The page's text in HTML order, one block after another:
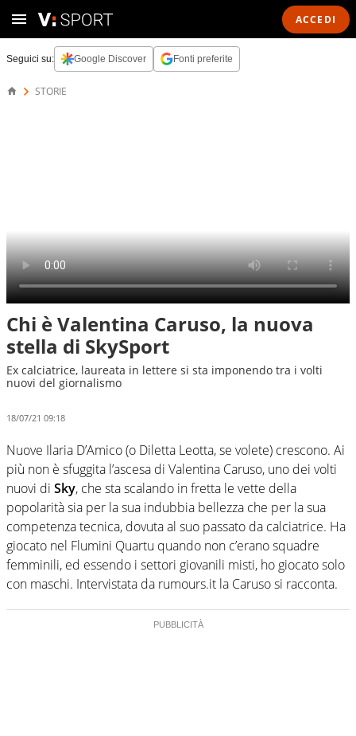
ACCEDI
Seguici su: Google Discover Fonti preferite
STORIE
Chi è Valentina Caruso, la nuova
stella di SkySport
Ex calciatrice, laureata in lettere si sta imponendo tra i volti
nuovi del giornalismo
18/07/21 09:18
Nuove Ilaria D’Amico (o Diletta Leotta, se volete) crescono. Ai
più non è sfuggita l’ascesa di Valentina Caruso, uno dei volti
nuovi di Sky, che sta scalando in fretta le vette della
popolarità sia per la sua indubbia bellezza che per la sua
competenza tecnica, dovuta al suo passato da calciatrice. Ha
giocato nel Flumini Quartu quando non c’erano squadre
femminili, ed essendo i settori giovanili misti, ho giocato solo
con maschi. Intervistata da rumours.it la Caruso si racconta.